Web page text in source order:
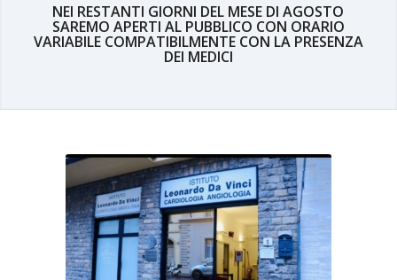
NEI RESTANTI GIORNI DEL MESE DI AGOSTO
SAREMO APERTI AL PUBBLICO CON ORARIO
VARIABILE COMPATIBILMENTE CON LA PRESENZA
DEI MEDICI